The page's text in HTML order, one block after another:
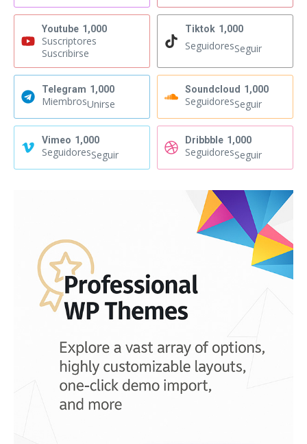
Youtube 1,000
Suscriptores
Suscribirse
Tiktok 1,000
SeguidoresSeguir
Telegram 1,000
MiembrosUnirse
Soundcloud 1,000
SeguidoresSeguir
Vimeo 1,000
SeguidoresSeguir
Dribbble 1,000
SeguidoresSeguir